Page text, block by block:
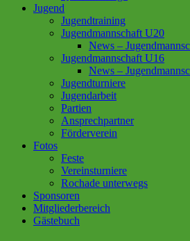
Jugend
Jugendtraining
Jugendmannschaft U20
News –
Jugendmannschaft U16
News –
Jugendturniere
Jugendarbeit
Partien
Ansprechpartner
Förderverein
Fotos
Feste
Vereinsturniere
Rochade unterwegs
Sponsoren
Mitgliederbereich
Gästebuch